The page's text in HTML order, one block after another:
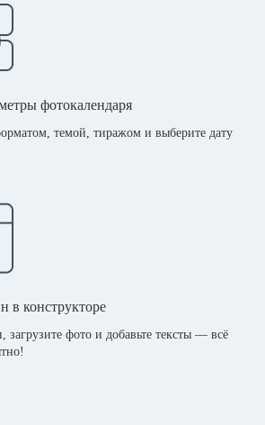
фотокалендаря
темой, тиражом и выберите дату
в конструкторе
загрузите фото и добавьте тексты — всё